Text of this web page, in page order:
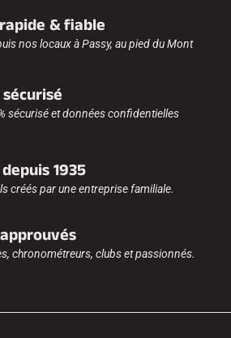
& fiable
nos locaux à Passy, au pied du Mont
sécurisé et données confidentielles
1935
créés par une entreprise familiale.
chronométreurs, clubs et passionnés.